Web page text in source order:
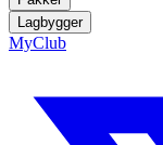
Lagbygger
MyClub